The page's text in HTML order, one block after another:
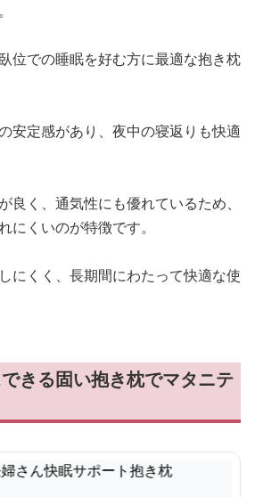
位での睡眠を好む方に最適な抱き枕
安定感があり、夜中の寝返りも快適
良く、通気性にも優れているため、
にくいのが特徴です。
にくく、長期間にわたって快適な使
きる固い抱き枕でマタニテ